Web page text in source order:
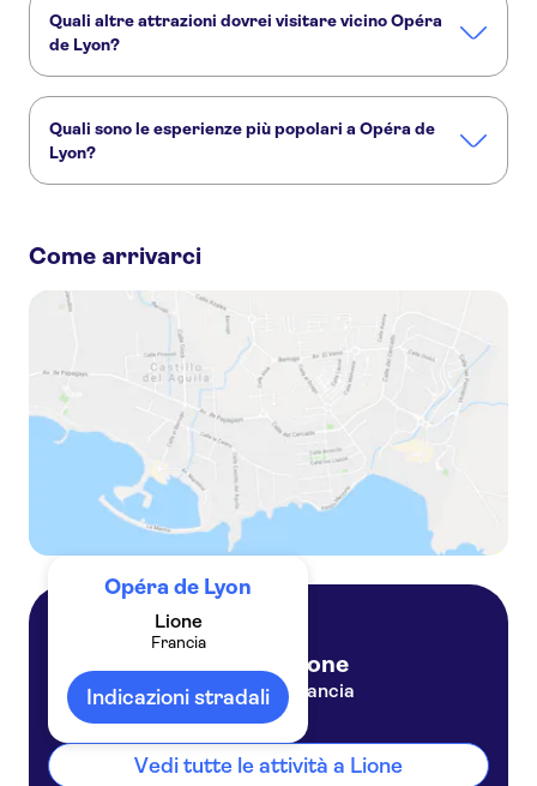
Quali altre attrazioni dovrei visitare vicino Opéra
de Lyon?
Vieux-Lyon (Lyon Old Town)
Berges du Rhône
Presqu'île of Lyon
La Croix-Rousse, Lyon
Les Bateaux Lyonnais
Quali sono le esperienze più popolari a Opéra de
Lyon?
1h30 di tour in Segway™ delle attrazioni di Lione
Come arrivarci
Opéra de Lyon
Lione
Francia
Indicazioni stradali
Lione
Francia
Vedi tutte le attività a Lione